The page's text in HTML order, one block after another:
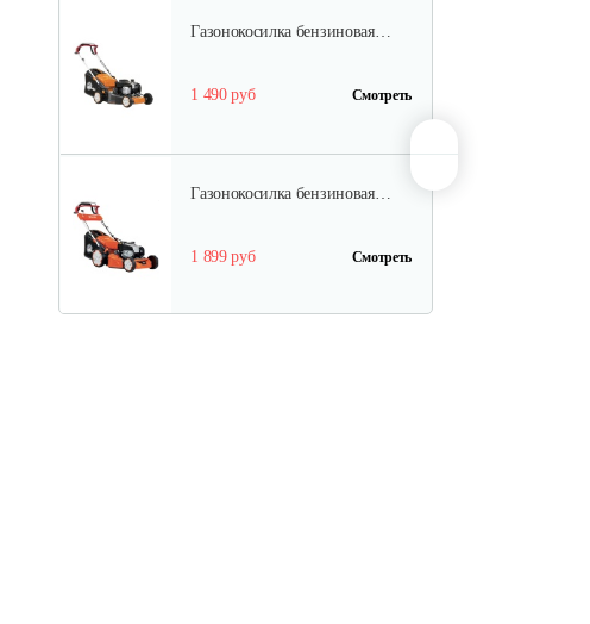
Газонокосилка бензиновая…
1 490 руб Смотреть
Газонокосилка бензиновая…
1 899 руб Смотреть